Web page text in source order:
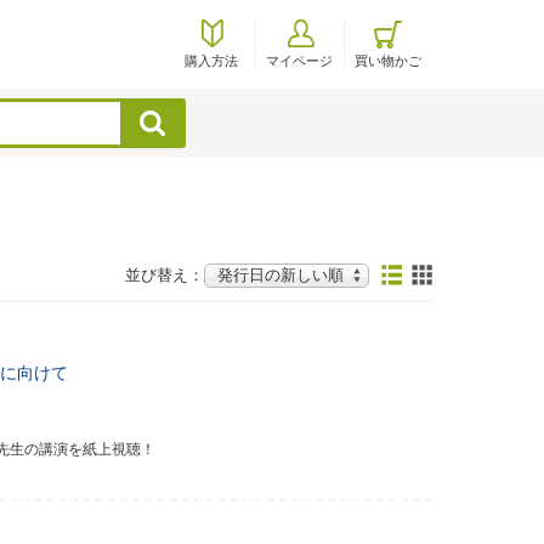
購入方法 マイページ 買い物かご
検索
並び替え：
向けて
の講演を紙上視聴！